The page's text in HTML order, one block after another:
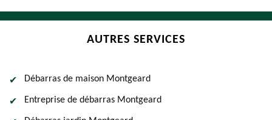
AUTRES SERVICES
Débarras de maison Montgeard
Entreprise de débarras Montgeard